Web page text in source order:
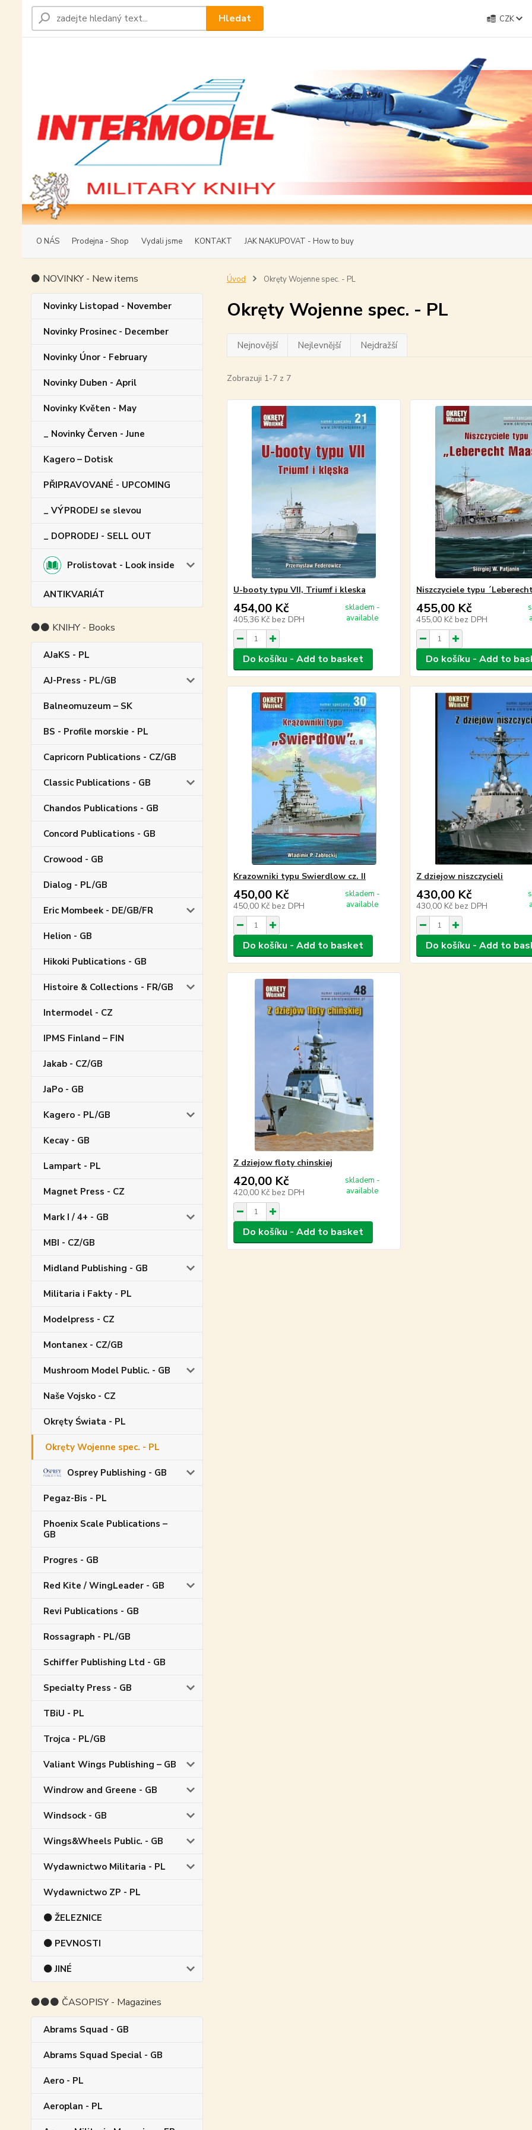
O NÁS Prodejna - Shop Vydali jsme KONTAKT JAK NAKUPOVAT - How to buy
CZK
Hledat
⚫ NOVINKY - New items
Novinky Listopad - November
Novinky Prosinec - December
Novinky Únor - February
Novinky Duben - April
Novinky Květen - May
_ Novinky Červen - June
Kagero – Dotisk
PŘIPRAVOVANÉ - UPCOMING
_ VÝPRODEJ se slevou
_ DOPRODEJ - SELL OUT
Prolistovat - Look inside
ANTIKVARIÁT
⚫⚫ KNIHY - Books
AJaKS - PL
AJ-Press - PL/GB
Balneomuzeum – SK
BS - Profile morskie - PL
Capricorn Publications - CZ/GB
Classic Publications - GB
Chandos Publications - GB
Concord Publications - GB
Crowood - GB
Dialog - PL/GB
Eric Mombeek - DE/GB/FR
Helion - GB
Hikoki Publications - GB
Histoire & Collections - FR/GB
Intermodel - CZ
IPMS Finland – FIN
Jakab - CZ/GB
JaPo - GB
Kagero - PL/GB
Kecay - GB
Lampart - PL
Magnet Press - CZ
Mark I / 4+ - GB
MBI - CZ/GB
Midland Publishing - GB
Militaria i Fakty - PL
Modelpress - CZ
Montanex - CZ/GB
Mushroom Model Public. - GB
Naše Vojsko - CZ
Okręty Świata - PL
Okręty Wojenne spec. - PL
Osprey Publishing - GB
Pegaz-Bis - PL
Phoenix Scale Publications –
GB
Progres - GB
Red Kite / WingLeader - GB
Revi Publications - GB
Rossagraph - PL/GB
Schiffer Publishing Ltd - GB
Specialty Press - GB
TBiU - PL
Trojca - PL/GB
Valiant Wings Publishing – GB
Windrow and Greene - GB
Windsock - GB
Wings&Wheels Public. - GB
Wydawnictwo Militaria - PL
Wydawnictwo ZP - PL
⚫ ŽELEZNICE
⚫ PEVNOSTI
⚫ JINÉ
⚫⚫⚫ ČASOPISY - Magazines
Abrams Squad - GB
Abrams Squad Special - GB
Aero - PL
Aeroplan - PL
Úvod Okręty Wojenne spec. - PL
Okręty Wojenne spec. - PL
Nejnovější Nejlevnější Nejdražší
Zobrazuji 1-7 z 7
U-booty typu VII, Triumf i kleska
454,00 Kč
405,36 Kč bez DPH
skladem -
available
Do košíku - Add to basket
Niszczyciele typu
455,00 Kč
455,00 Kč bez DPH
Do košíku - Add to
Krazowniki typu Swierdlow cz. II
450,00 Kč
450,00 Kč bez DPH
skladem -
available
Do košíku - Add to basket
Z dziejow niszczycieli
430,00 Kč
430,00 Kč bez DPH
Do košíku - Add to
Z dziejow floty chinskiej
420,00 Kč
420,00 Kč bez DPH
skladem -
available
Do košíku - Add to basket